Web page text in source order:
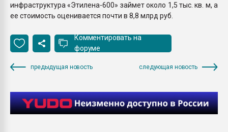
инфраструктура «Этилена-600» займет около 1,5 тыс. кв. м, а
ее стоимость оценивается почти в 8,8 млрд руб.
Комментировать на
форуме
предыдущая новость следующая новость